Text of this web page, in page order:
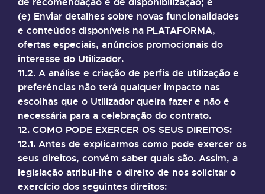
(e) Enviar detalhes sobre novas funcionalidades
e conteúdos disponíveis na PLATAFORMA,
ofertas especiais, anúncios promocionais do
interesse do Utilizador.
11.2. A análise e criação de perfis de utilização e
preferências não terá qualquer impacto nas
escolhas que o Utilizador queira fazer e não é
necessária para a celebração do contrato.
12. COMO PODE EXERCER OS SEUS DIREITOS:
12.1. Antes de explicarmos como pode exercer os
seus direitos, convém saber quais são. Assim, a
legislação atribui-lhe o direito de nos solicitar o
exercício dos seguintes direitos: